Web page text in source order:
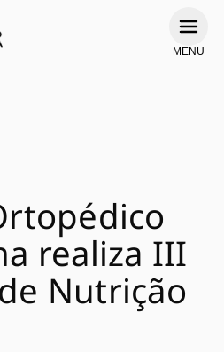
MENU
realiza III
Nutrição